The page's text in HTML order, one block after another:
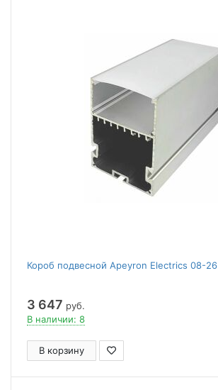
Короб подвесной Apeyron Electrics 08-26
3 647 руб.
В наличии: 8
В корзину